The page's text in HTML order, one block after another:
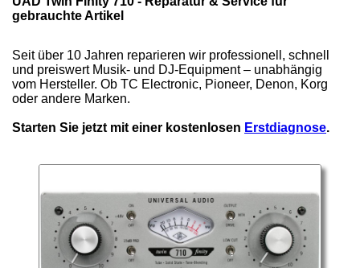
gebrauchte Artikel
Seit über 10 Jahren reparieren wir professionell, schnell
und preiswert Musik- und DJ-Equipment – unabhängig
vom Hersteller. Ob TC Electronic, Pioneer, Denon, Korg
oder andere Marken.
Starten Sie jetzt mit einer kostenlosen Erstdiagnose.